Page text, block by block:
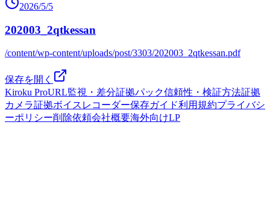
2026/5/5
202003_2qtkessan
/content/wp-content/uploads/post/3303/202003_2qtkessan.pdf
保存を開く
Kiroku ProURL監視・差分証拠パック信頼性・検証方法証拠
カメラ証拠ボイスレコーダー保存ガイド利用規約プライバシ
ーポリシー削除依頼会社概要海外向けLP